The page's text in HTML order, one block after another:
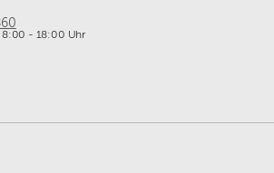
8:00 - 18:00 Uhr